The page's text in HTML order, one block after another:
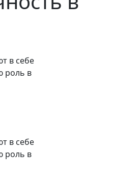
в себе
роль в
в себе
роль в